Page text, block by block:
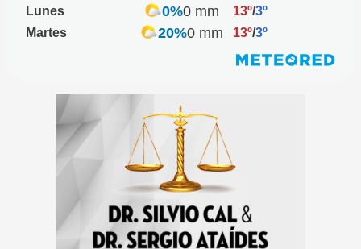
Lunes 0%0 mm 13º/3º
Martes
20%0 mm 13º/3º